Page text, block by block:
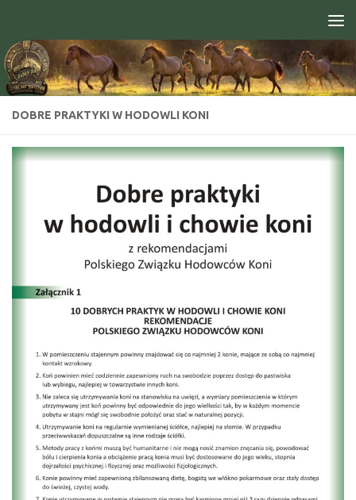
Open toolbar
DOBRE PRAKTYKI W HODOWLI KONI